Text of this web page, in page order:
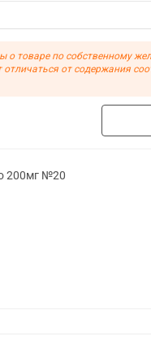
о товаре по собственному
от содержания
200мг №20